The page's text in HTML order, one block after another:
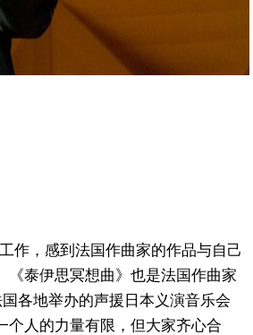
作，感到法国作曲家的作品与自己
《泰伊思冥想曲》也是法国作曲家
各地举办的声援日本义演音乐会
个人的力量有限，但大家齐心合